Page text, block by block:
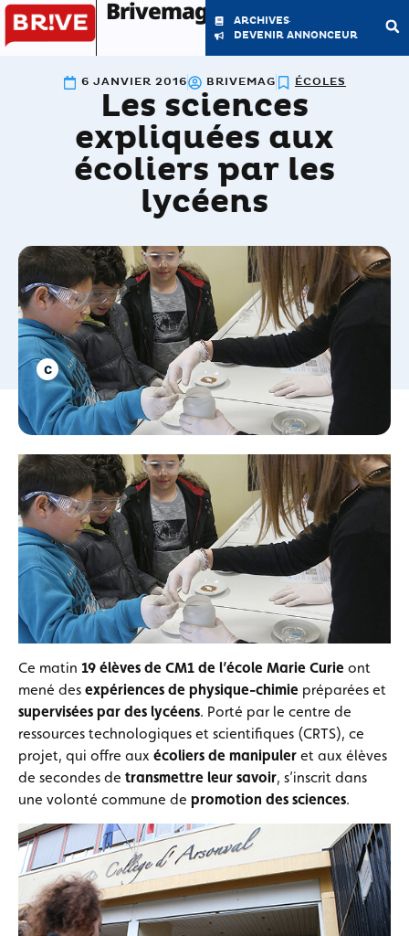
Brivemag'
ARCHIVES
DEVENIR ANNONCEUR
6 JANVIER 2016 BRIVEMAG ÉCOLES
Les sciences
expliquées aux
écoliers par les
lycéens
Ce matin 19 élèves de CM1 de l’école Marie Curie ont
mené des expériences de physique-chimie préparées et
supervisées par des lycéens. Porté par le centre de
ressources technologiques et scientifiques (CRTS), ce
projet, qui offre aux écoliers de manipuler et aux élèves
de secondes de transmettre leur savoir, s’inscrit dans
une volonté commune de promotion des sciences.